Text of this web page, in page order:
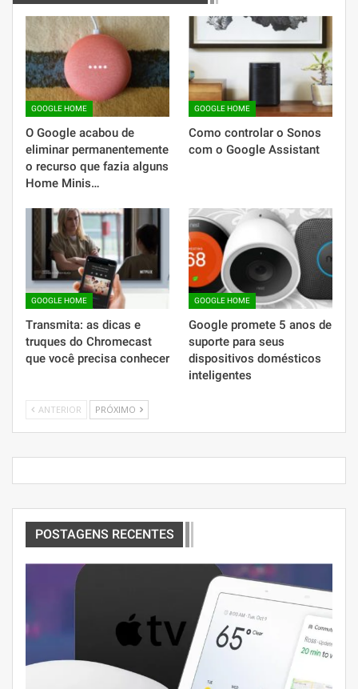
GOOGLE HOME
O Google acabou de
eliminar permanentemente
o recurso que fazia alguns
Home Minis…
GOOGLE HOME
Como controlar o Sonos
com o Google Assistant
GOOGLE HOME
Transmita: as dicas e
truques do Chromecast
que você precisa conhecer
GOOGLE HOME
Google promete 5 anos de
suporte para seus
dispositivos domésticos
inteligentes
ANTERIOR PRÓXIMO
POSTAGENS RECENTES